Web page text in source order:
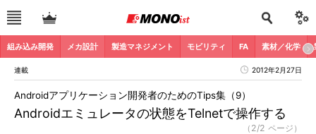
組み込み開発 メカ設計 製造マネジメント モビリティ FA 素材／化学
連載 2012年2月27日
Androidエミュレータの状態をTelnetで操作する
Androidアプリケーション開発者のためのTips集（9）
（2/2 ページ）